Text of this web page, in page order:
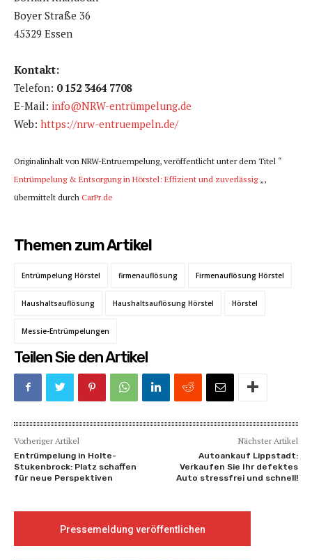
Boyer Straße 36
45329 Essen
Kontakt:
Telefon: 0 152 3464 7708
E-Mail: info@NRW-entrümpelung.de
Web: https://nrw-entruempeln.de/
Originalinhalt von NRW-Entruempelung, veröffentlicht unter dem Titel “
Entrümpelung & Entsorgung in Hörstel: Effizient und zuverlässig„,
übermittelt durch CarPr.de
Themen zum Artikel
Entrümpelung Hörstel firmenauflösung Firmenauflösung Hörstel
Haushaltsauflösung Haushaltsauflösung Hörstel Hörstel
Messie-Entrümpelungen
Teilen Sie den Artikel
Vorheriger Artikel
Entrümpelung in Holte-
Stukenbrock: Platz schaffen
für neue Perspektiven
Nächster Artikel
Autoankauf Lippstadt:
Verkaufen Sie Ihr defektes
Auto stressfrei und schnell!
Pressemeldung veröffentlichen